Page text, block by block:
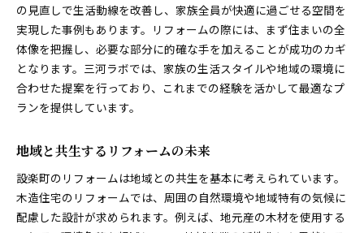
の見直しで生活動線を改善し、家族全員が快適に過ごせる空間を
実現した事例もあります。リフォームの際には、まず住まいの全
体像を把握し、必要な部分に的確な手を加えることが成功のカギ
となります。三河ラボでは、家族の生活スタイルや地域の環境に
合わせた提案を行っており、これまでの経験を活かして最適なプ
ランを提供しています。
地域と共生するリフォームの未来
設楽町のリフォームは地域との共生を基本に考えられています。
木造住宅のリフォームでは、周囲の自然環境や地域特有の気候に
配慮した設計が求められます。例えば、地元産の木材を使用する